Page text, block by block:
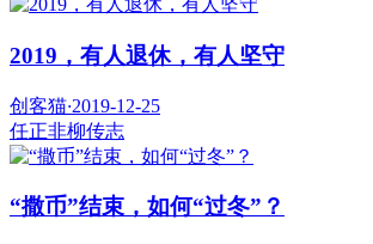
2019，有人退休，有人坚守
创客猫·2019-12-25
任正非柳传志
“撒币”结束，如何“过冬”？